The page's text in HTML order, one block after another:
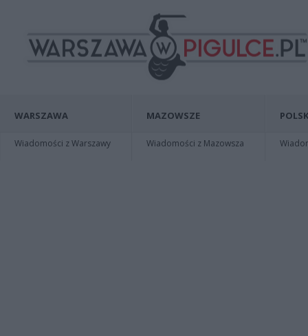
WARSZAWA
Wiadomości z Warszawy
MAZOWSZE
Wiadomości z Mazowsza